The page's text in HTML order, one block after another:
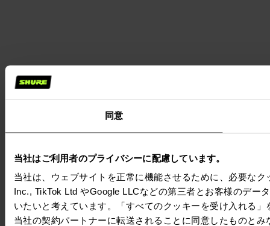
同意
当社はご利用者のプライバシーに配慮しています。
当社は、ウェブサイトを正常に機能させるために、必要な
Inc., TikTok Ltd やGoogle LLCなどの第三者とお客様のデ
いたいと考えています。「すべてのクッキーを受け入れる
当社の契約パートナーに転送されることに同意したものと